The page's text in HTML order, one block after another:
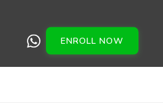
ENROLL NOW